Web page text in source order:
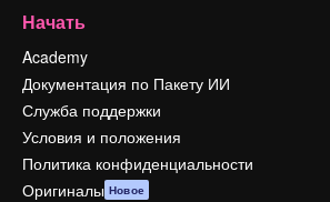
Начать
Academy
Документация по Пакету ИИ
Служба поддержки
Условия и положения
Политика конфиденциальности
Оригиналы Новое